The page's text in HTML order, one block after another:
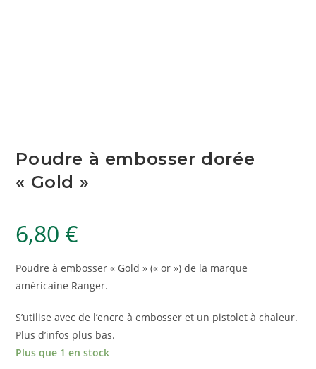
Poudre à embosser dorée
« Gold »
6,80 €
Poudre à embosser « Gold » (« or ») de la marque
américaine Ranger.
S’utilise avec de l’encre à embosser et un pistolet à chaleur.
Plus d’infos plus bas.
Plus que 1 en stock